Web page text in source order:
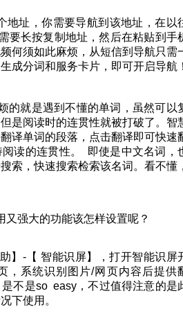
址，你需要导航到该地址，在以
要长按复制地址，然后在粘贴到手
何须如此麻烦，从短信到导航只需
成分词和服务卡片，即可开启导航
就是遇到不懂的单词，虽然可以
是阅读时的连贯性就被打破了。智
译单词的段落，点击翻译即可快速
读的连贯性。 即使是中文名词，
索，快速搜索检索该名词。看不懂
又强大的功能该怎样设置呢？
】-【 智能识屏】，打开智能识屏
，系统识别图片/网页内容后提供
不是so easy，不过值得注意的是
下使用。